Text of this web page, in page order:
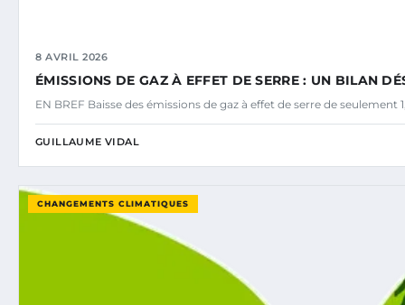
8 AVRIL 2026
ÉMISSIONS DE GAZ À EFFET DE SERRE : UN BILAN
EN BREF Baisse des émissions de gaz à effet de serre de seulement
GUILLAUME VIDAL
CHANGEMENTS CLIMATIQUES